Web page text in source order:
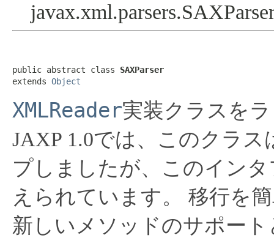
public abstract class SAXParser
extends Object
XMLReader実装クラスを
JAXP 1.0では、このクラス
プしましたが、このイン
えられています。
移行を
新しいメソッドのサポー